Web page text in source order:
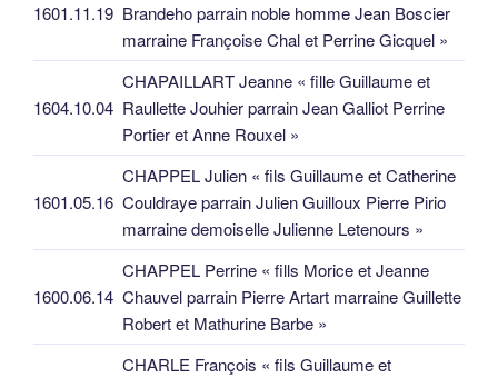
1601.11.19 Brandeho parrain noble homme Jean Boscier
marraine Françoise Chal et Perrine Gicquel »
1604.10.04
CHAPAILLART Jeanne « fille Guillaume et
Raullette Jouhier parrain Jean Galliot Perrine
Portier et Anne Rouxel »
1601.05.16
CHAPPEL Julien « fils Guillaume et Catherine
Couldraye parrain Julien Guilloux Pierre Pirio
marraine demoiselle Julienne Letenours »
1600.06.14
CHAPPEL Perrine « fills Morice et Jeanne
Chauvel parrain Pierre Artart marraine Guillette
Robert et Mathurine Barbe »
CHARLE François « fils Guillaume et